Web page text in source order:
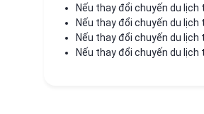
Nếu thay đổi chuyến du lịch
Nếu thay đổi chuyến du lịch
Nếu thay đổi chuyến du lịch
Nếu thay đổi chuyến du lịch